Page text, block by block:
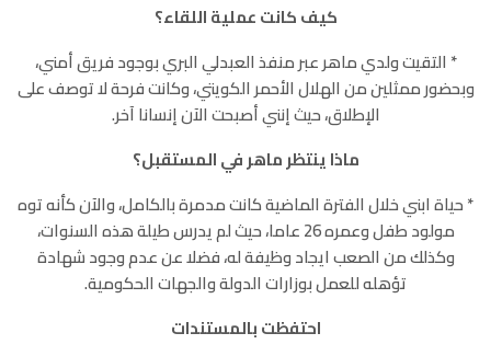
كيف كانت عملية اللقاء؟
٭ التقيت ولدي ماهر عبر منفذ العبدلي البري بوجود فريق أمني،
وبحضور ممثلين من الهلال الأحمر الكويتي، وكانت فرحة لا توصف على
الإطلاق، حيث إنني أصبحت الآن إنسانا آخر.
ماذا ينتظر ماهر في المستقبل؟
٭ حياة ابني خلال الفترة الماضية كانت مدمرة بالكامل، والآن كأنه توه
مولود طفل وعمره 26 عاما، حيث لم يدرس طيلة هذه السنوات،
وكذلك من الصعب ايجاد وظيفة له، فضلا عن عدم وجود شهادة
تؤهله للعمل بوزارات الدولة والجهات الحكومية.
احتفظت بالمستندات